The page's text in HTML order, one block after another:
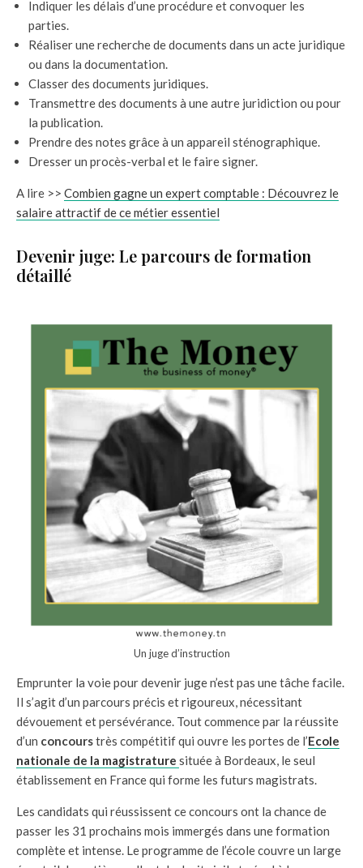
Indiquer les délais d’une procédure et convoquer les
parties.
Réaliser une recherche de documents dans un acte juridique
ou dans la documentation.
Classer des documents juridiques.
Transmettre des documents à une autre juridiction ou pour
la publication.
Prendre des notes grâce à un appareil sténographique.
Dresser un procès-verbal et le faire signer.
A lire >> Combien gagne un expert comptable : Découvrez le
salaire attractif de ce métier essentiel
Devenir juge: Le parcours de formation
détaillé
Un juge d’instruction
Emprunter la voie pour devenir juge n’est pas une tâche facile.
Il s’agit d’un parcours précis et rigoureux, nécessitant
dévouement et persévérance. Tout commence par la réussite
d’un concourstrès compétitif qui ouvre les portes de l’Ecole
nationale de la magistrature située à Bordeaux, le seul
établissement en France qui forme les futurs magistrats.
Les candidats qui réussissent ce concours ont la chance de
passer les 31 prochains mois immergés dans une formation
complète et intense. Le programme de l’école couvre un large